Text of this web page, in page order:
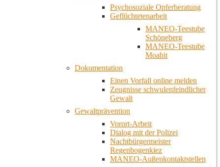
Psychosoziale Opferberatung
Geflüchtetenarbeit
MANEO-Teestube
Schöneberg
MANEO-Teestube
Moabit
Dokumentation
Einen Vorfall online melden
Zeugnisse schwulenfeindlicher
Gewalt
Gewaltprävention
Vorort-Arbeit
Dialog mit der Polizei
Nachtbürgermeister
Regenbogenkiez
MANEO-Außenkontaktstellen